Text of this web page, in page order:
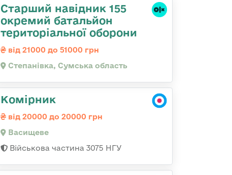
Старший навідник 155
окремий батальйон
територіальної оборони
від 21000 до 51000 грн
Степанівка, Сумська область
Комірник
від 20000 до 20000 грн
Васищеве
Військова частина 3075 НГУ